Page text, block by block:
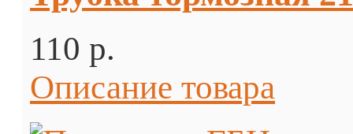
110 p.
Описание товара